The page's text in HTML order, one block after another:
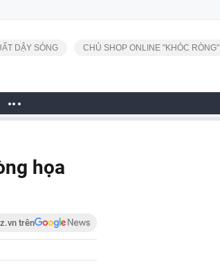
DẬY SÓNG CHỦ SHOP ONLINE "KHÓC RÒNG"
họa
trên